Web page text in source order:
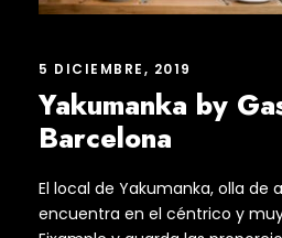
5 DICIEMBRE, 2019
Yakumanka by
Barcelona
El local de Yakumanka, olla de
encuentra en el céntrico y